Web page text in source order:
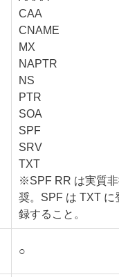
CAA
CNAME
MX
NAPTR
NS
PTR
SOA
SPF
SRV
TXT
※SPF RR は実質
奨。SPF は TXT に
録すること。
○